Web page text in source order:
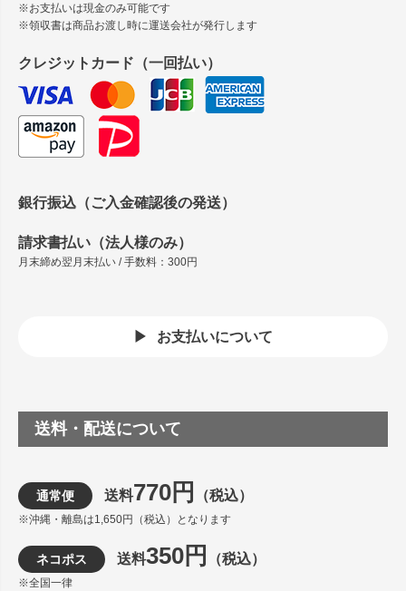
※お支払いは現金のみ可能です
※領収書は商品お渡し時に運送会社が発行します
クレジットカード（一回払い）
銀行振込（ご入金確認後の発送）
請求書払い（法人様のみ）
月末締め翌月末払い / 手数料：300円
お支払いについて
送料・配送について
通常便 送料770円 （税込）
※沖縄・離島は1,650円（税込）となります
ネコポス 送料350円 （税込）
※全国一律